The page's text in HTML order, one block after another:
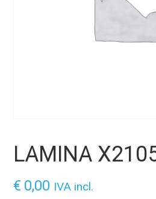
LAMINA
€ 0,00 IVA incl.